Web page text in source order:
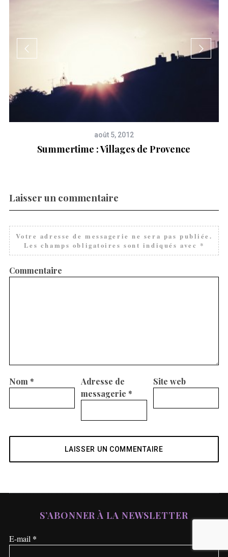
août 5, 2012
Summertime : Villages de Provence
Laisser un commentaire
Votre adresse de messagerie ne sera pas publiée.
Les champs obligatoires sont indiqués avec *
Commentaire
Nom *
Adresse de
messagerie *
Site web
S’ABONNER À LA NEWSLETTER
E-mail *